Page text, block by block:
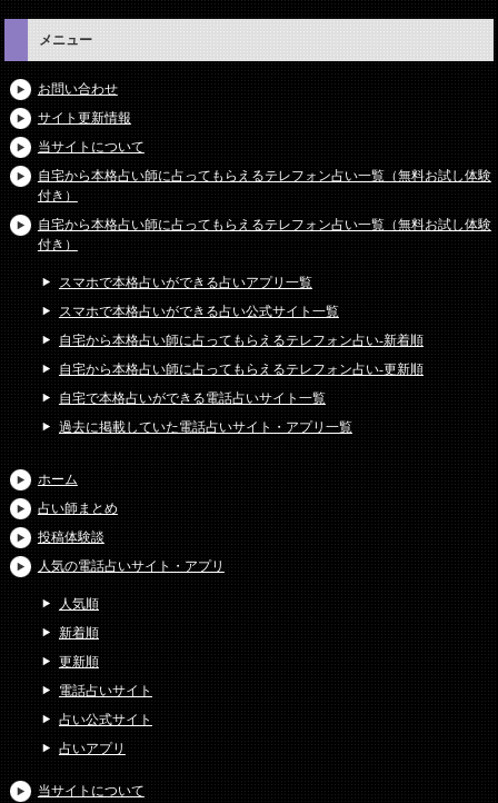
メニュー
お問い合わせ
サイト更新情報
当サイトについて
自宅から本格占い師に占ってもらえるテレフォン占い一覧（無料お試し体験
付き）
自宅から本格占い師に占ってもらえるテレフォン占い一覧（無料お試し体験
付き）
スマホで本格占いができる占いアプリ一覧
スマホで本格占いができる占い公式サイト一覧
自宅から本格占い師に占ってもらえるテレフォン占い-新着順
自宅から本格占い師に占ってもらえるテレフォン占い-更新順
自宅で本格占いができる電話占いサイト一覧
過去に掲載していた電話占いサイト・アプリ一覧
ホーム
占い師まとめ
投稿体験談
人気の電話占いサイト・アプリ
人気順
新着順
更新順
電話占いサイト
占い公式サイト
占いアプリ
当サイトについて